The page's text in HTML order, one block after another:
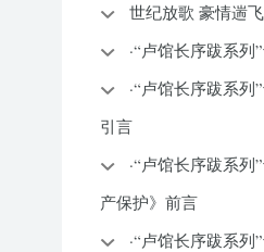
世纪放歌 豪情遄
·“卢馆长序跋系
·“卢馆长序跋系
引言
·“卢馆长序跋系
产保护》前言
·“卢馆长序跋系